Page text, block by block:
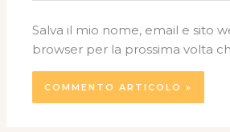
Salva il mio nome, email e sito
browser per la prossima volta